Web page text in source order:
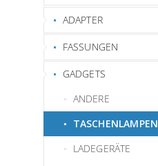
ADAPTER
FASSUNGEN
GADGETS
ANDERE
TASCHENLAMPEN
LADEGERÄTE